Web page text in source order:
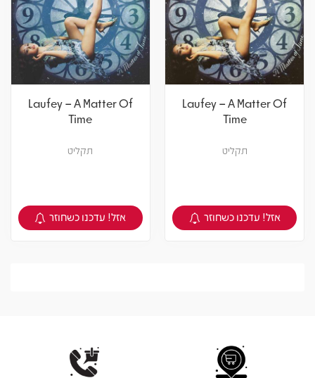
Laufey – A Matter Of
Time
תקליט
צפיה במוצר
אזל! עדכנו כשחוזר
Laufey – A Matter Of
Time
תקליט
צפיה במוצר
אזל! עדכנו כשחוזר